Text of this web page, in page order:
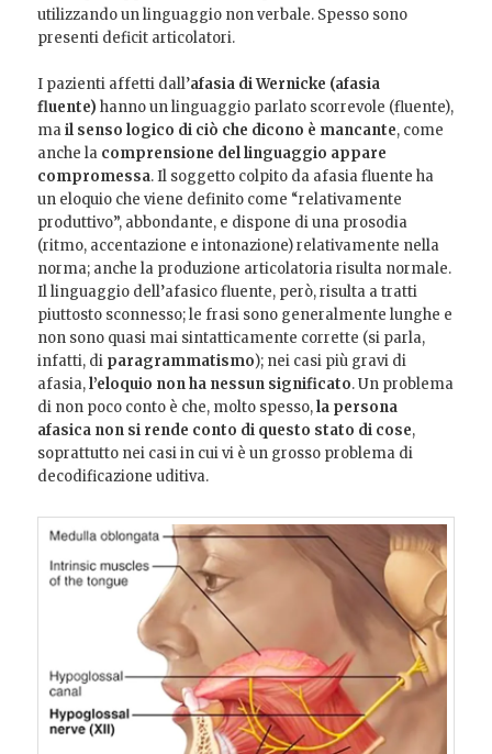
utilizzando un linguaggio non verbale. Spesso sono
presenti deficit articolatori.
I pazienti affetti dall’afasia di Wernicke (afasia
fluente) hanno un linguaggio parlato scorrevole (fluente),
mail senso logico di ciò che dicono è mancante, come
anche la comprensione del linguaggio appare
compromessa. Il soggetto colpito da afasia fluente ha
un eloquio che viene definito come “relativamente
produttivo”, abbondante, e dispone di una prosodia
(ritmo, accentazione e intonazione) relativamente nella
norma; anche la produzione articolatoria risulta normale.
Il linguaggio dell’afasico fluente, però, risulta a tratti
piuttosto sconnesso; le frasi sono generalmente lunghe e
non sono quasi mai sintatticamente corrette (si parla,
infatti, di paragrammatismo); nei casi più gravi di
afasia,l’eloquio non ha nessun significato. Un problema
di non poco conto è che, molto spesso,la persona
afasica non si rende conto di questo stato di cose,
soprattutto nei casi in cui vi è un grosso problema di
decodificazione uditiva.